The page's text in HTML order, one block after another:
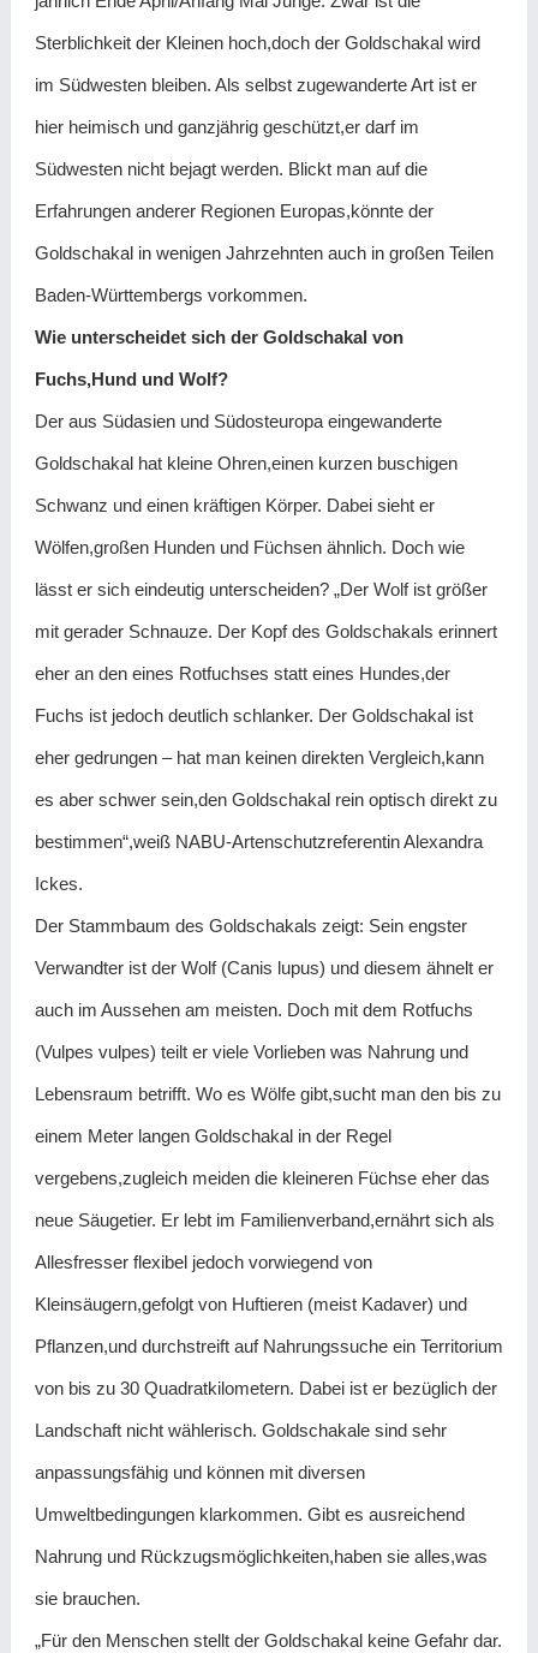
Sterblichkeit der Kleinen hoch,doch der Goldschakal wird
im Südwesten bleiben. Als selbst zugewanderte Art ist er
hier heimisch und ganzjährig geschützt,er darf im
Südwesten nicht bejagt werden. Blickt man auf die
Erfahrungen anderer Regionen Europas,könnte der
Goldschakal in wenigen Jahrzehnten auch in großen Teilen
Baden-Württembergs vorkommen.
Wie unterscheidet sich der Goldschakal von
Fuchs,Hund und Wolf?
Der aus Südasien und Südosteuropa eingewanderte
Goldschakal hat kleine Ohren,einen kurzen buschigen
Schwanz und einen kräftigen Körper. Dabei sieht er
Wölfen,großen Hunden und Füchsen ähnlich. Doch wie
lässt er sich eindeutig unterscheiden? „Der Wolf ist größer
mit gerader Schnauze. Der Kopf des Goldschakals erinnert
eher an den eines Rotfuchses statt eines Hundes,der
Fuchs ist jedoch deutlich schlanker. Der Goldschakal ist
eher gedrungen – hat man keinen direkten Vergleich,kann
es aber schwer sein,den Goldschakal rein optisch direkt zu
bestimmen“,weiß NABU-Artenschutzreferentin Alexandra
Ickes.
Der Stammbaum des Goldschakals zeigt: Sein engster
Verwandter ist der Wolf (Canis lupus) und diesem ähnelt er
auch im Aussehen am meisten. Doch mit dem Rotfuchs
(Vulpes vulpes) teilt er viele Vorlieben was Nahrung und
Lebensraum betrifft. Wo es Wölfe gibt,sucht man den bis zu
einem Meter langen Goldschakal in der Regel
vergebens,zugleich meiden die kleineren Füchse eher das
neue Säugetier. Er lebt im Familienverband,ernährt sich als
Allesfresser flexibel jedoch vorwiegend von
Kleinsäugern,gefolgt von Huftieren (meist Kadaver) und
Pflanzen,und durchstreift auf Nahrungssuche ein Territorium
von bis zu 30 Quadratkilometern. Dabei ist er bezüglich der
Landschaft nicht wählerisch. Goldschakale sind sehr
anpassungsfähig und können mit diversen
Umweltbedingungen klarkommen. Gibt es ausreichend
Nahrung und Rückzugsmöglichkeiten,haben sie alles,was
sie brauchen.
„Für den Menschen stellt der Goldschakal keine Gefahr dar.